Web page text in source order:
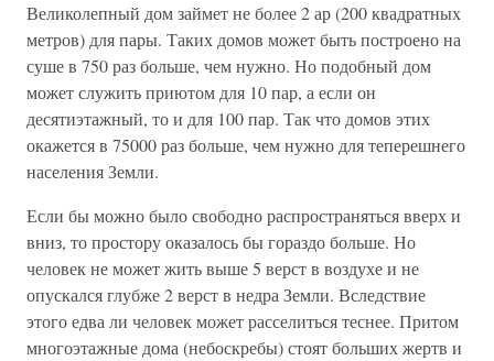
Великолепный дом займет не более 2 ар (200 квадратных
метров) для пары. Таких домов может быть построено на
суше в 750 раз больше, чем нужно. Но подобный дом
может служить приютом для 10 пар, а если он
десятиэтажный, то и для 100 пар. Так что домов этих
окажется в 75000 раз больше, чем нужно для теперешнего
населения Земли.
Если бы можно было свободно распространяться вверх и
вниз, то простору оказалось бы гораздо больше. Но
человек не может жить выше 5 верст в воздухе и не
опускался глубже 2 верст в недра Земли. Вследствие
этого едва ли человек может расселиться теснее. Притом
многоэтажные дома (небоскребы) стоят больших жертв и